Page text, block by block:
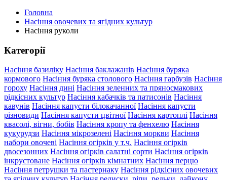
Головна
Насіння овочевих та ягідних культур
Насіння руколи
Категорії
Насіння базиліку Насіння баклажанів Насіння буряка
кормового Насіння буряка столового Насіння гарбузів Насіння
гороху Насіння дині Насіння зеленних та пряносмакових
рідкісних культур Насіння кабачків та патисонів Насіння
кавунів Насіння капусти білокачанної Насіння капусти
різновиди Насіння капусти цвітної Насіння картоплі Насіння
квасолі, вігни, бобів Насіння кропу та фенхелю Насіння
кукурудзи Насіння мікрозелені Насіння моркви Насіння
набори овочеві Насіння огірків у т.ч. Насіння огірків
двосезонних Насіння огірків салатні сорти Насіння огірків
інкрустоване Насіння огірків кімнатних Насіння перцю
Насіння петрушки та пастернаку Насіння рідкісних овочевих